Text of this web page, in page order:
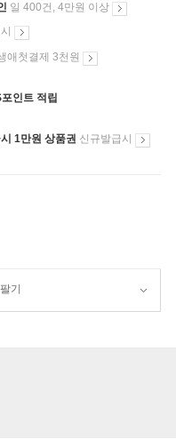
일 400건, 4만원 이상
애첫결제 3천원
인트 적립
1만원 상품권 신규발급시
기